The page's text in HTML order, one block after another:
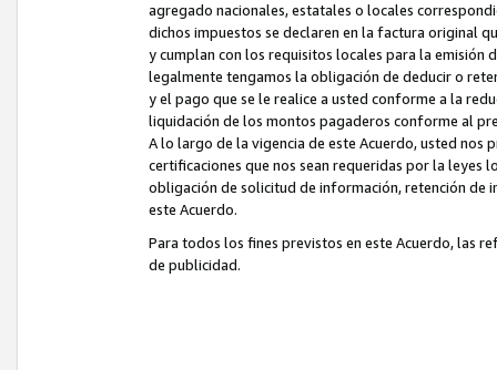
agregado nacionales, estatales o locales
dichos impuestos se declaren en la factura original
y cumplan con los requisitos locales para la emisión
legalmente tengamos la obligación de deducir o
y el pago que se le realice a usted conforme a la
liquidación de los montos pagaderos conforme al
A lo largo de la vigencia de este Acuerdo, usted
certificaciones que nos sean requeridas por la leyes
obligación de solicitud de información, retención de
este Acuerdo.
Para todos los fines previstos en este Acuerdo, las
de publicidad.